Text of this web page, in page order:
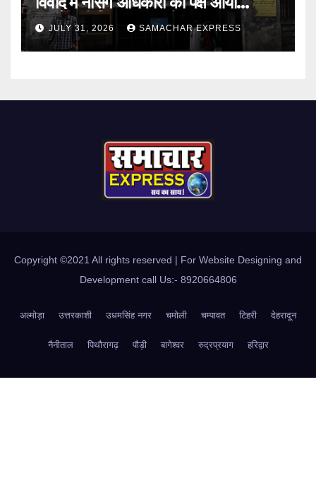
सामने,करी निष्पक्ष जांच की मांग
JULY 31, 2026 SAMACHAR EXPRESS
Copyright ©2021 All rights reserved | For Website Designing and
Development call Us:- 8920664806
अल्मोड़ा उत्तरकाशी उधमसिंह नगर चमोली चम्पावत टिहरी देहरादून
नैनीताल पिथौरागढ़ पौड़ी बागेश्वर रुद्रप्रयाग हरिद्वार